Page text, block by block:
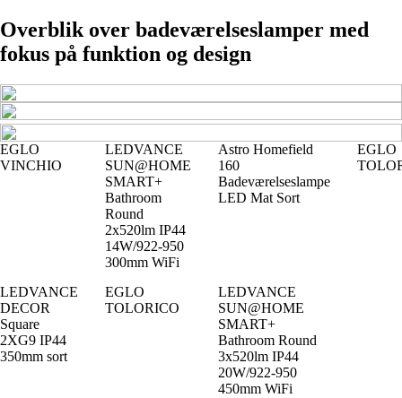
Overblik over badeværelseslamper med
fokus på funktion og design
EGLO
VINCHIO
LEDVANCE
SUN@HOME
SMART+
Bathroom
Round
2x520lm IP44
14W/922-950
300mm WiFi
Astro Homefield
160
Badeværelseslampe
LED Mat Sort
EGLO
LEDVANCE
DECOR
Square
2XG9 IP44
350mm sort
EGLO
TOLORICO
LEDVANCE
SUN@HOME
SMART+
Bathroom Round
3x520lm IP44
20W/922-950
450mm WiFi